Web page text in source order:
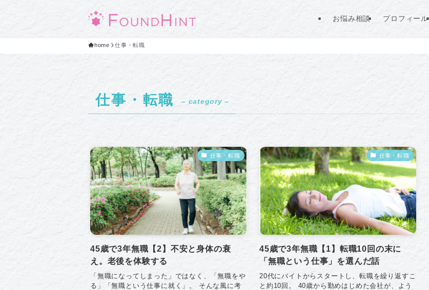
お悩み相談 プロフィール
home 仕事・転職
仕事・転職 – category –
仕事・転職
45歳で3年無職【2】不安と身体の衰
え。老後を体験する
「無職になってしまった」ではなく、「無職をや
る」「無職という仕事に就く」。 そんな風に考
仕事・転職
45歳で3年無職【1】転職10回の末に
「無職という仕事」を選んだ話
20代にバイトからスタートし、転職を繰り返すこ
と約10回。 40歳から勤めはじめた会社が、よう